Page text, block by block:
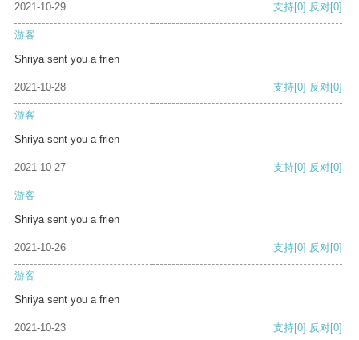
2021-10-29 支持[0] 反对[0]
游客
Shriya sent you a frien
2021-10-28 支持[0] 反对[0]
游客
Shriya sent you a frien
2021-10-27 支持[0] 反对[0]
游客
Shriya sent you a frien
2021-10-26 支持[0] 反对[0]
游客
Shriya sent you a frien
2021-10-23 支持[0] 反对[0]